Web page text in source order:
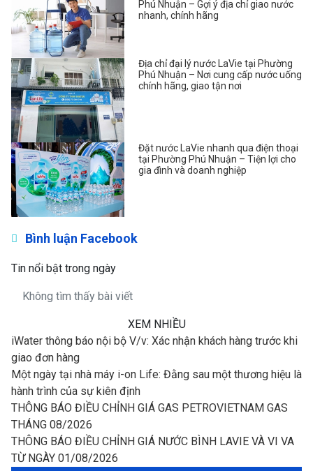
Phú Nhuận – Gợi ý địa chỉ giao nước
nhanh, chính hãng
Địa chỉ đại lý nước LaVie tại Phường
Phú Nhuận – Nơi cung cấp nước uống
chính hãng, giao tận nơi
Đặt nước LaVie nhanh qua điện thoại
tại Phường Phú Nhuận – Tiện lợi cho
gia đình và doanh nghiệp
Bình luận Facebook
Tin nổi bật trong ngày
Không tìm thấy bài viết
XEM NHIỀU
iWater thông báo nội bộ V/v: Xác nhận khách hàng trước khi
giao đơn hàng
Một ngày tại nhà máy i-on Life: Đằng sau một thương hiệu là
hành trình của sự kiên định
THÔNG BÁO ĐIỀU CHỈNH GIÁ GAS PETROVIETNAM GAS
THÁNG 08/2026
THÔNG BÁO ĐIỀU CHỈNH GIÁ NƯỚC BÌNH LAVIE VÀ VI VA
TỪ NGÀY 01/08/2026